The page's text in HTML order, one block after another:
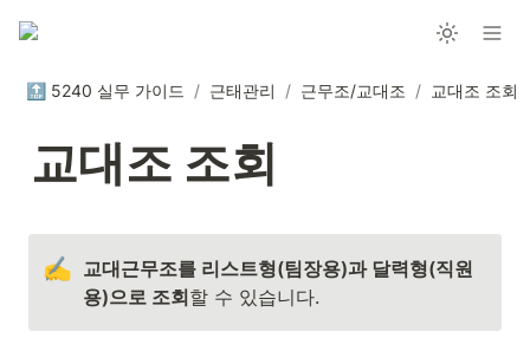
🔝 5240 실무 가이드 / 근태관리 / 근무조/교대조 / 교대조 조회
교대조 조회
✍️ 교대근무조를 리스트형(팀장용)과 달력형(직원
용)으로 조회할 수 있습니다.